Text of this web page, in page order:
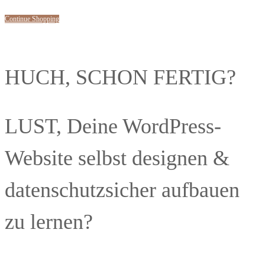
Continue Shopping
HUCH, SCHON FERTIG?
LUST, Deine WordPress-
Website selbst designen &
datenschutzsicher aufbauen
zu lernen?